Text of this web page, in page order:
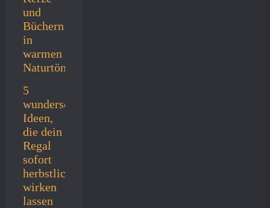
5
wunderschöne
Ideen,
die dein
Regal
sofort
herbstlich
wirken
lassen